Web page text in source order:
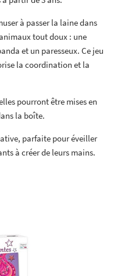
à passer la laine dans
tout doux : une
et un paresseux. Ce jeu
la coordination et la
pourront être mises en
la boîte.
parfaite pour éveiller
à créer de leurs mains.